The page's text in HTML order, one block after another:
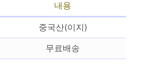
내용
중국산(이지)
무료배송